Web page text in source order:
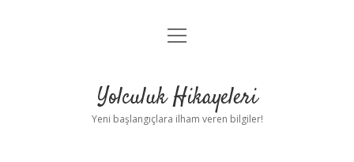
Anasayfa
Yasal Uyarı
menüyü
Yolculuk Hikayeleri
Yeni başlangıçlara ilham veren bilgiler!